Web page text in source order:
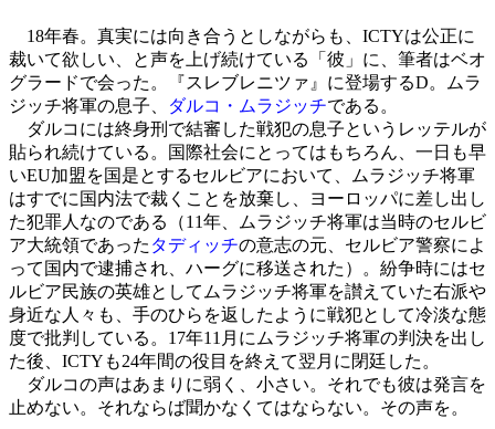
18年春。真実には向き合うとしながらも、ICTYは公正に
裁いて欲しい、と声を上げ続けている「彼」に、筆者はベオ
グラードで会った。『スレブレニツァ』に登場するD。ムラ
ジッチ将軍の息子、
ダルコ・ムラジッチである。
ダルコには終身刑で結審した戦犯の息子というレッテルが
貼られ続けている。国際社会にとってはもちろん、一日も早
いEU加盟を国是とするセルビアにおいて、ムラジッチ将軍
はすでに国内法で裁くことを放棄し、ヨーロッパに差し出し
た犯罪人なのである（11年、ムラジッチ将軍は当時のセルビ
ア大統領であった タディッチの意志の元、セルビア警察によ
って国内で逮捕され、ハーグに移送された）。紛争時にはセ
ルビア民族の英雄としてムラジッチ将軍を讃えていた右派や
身近な人々も、手のひらを返したように戦犯として冷淡な態
度で批判している。17年11月にムラジッチ将軍の判決を出し
た後、ICTYも24年間の役目を終えて翌月に閉廷した。
ダルコの声はあまりに弱く、小さい。それでも彼は発言を
止めない。それならば聞かなくてはならない。その声を。